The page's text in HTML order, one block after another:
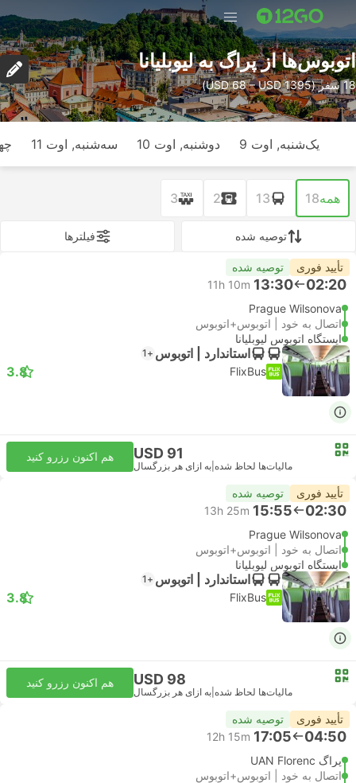
اتوبوس‌ها از پراگ به لیوبلیانا
18 سفر (USD 68 – USD 1395)
یک‌شنبه, اوت 9 دوشنبه, اوت 10 سه‌شنبه, اوت 11
همه18
13
2
3
توصیه شده فیلتر‌ها
تأیید فوری توصیه شده
02:20
13:30
11h 10m
Prague Wilsonova
اتصال به خود | اتوبوس+اتوبوس
ایستگاه اتوبوس لیوبلیانا
استاندارد | اتوبوس +1
FlixBus
3.8
USD 91
مالیات‌ها لحاظ شده به ازای هر بزرگسال
هم اکنون رزرو کنید
تأیید فوری توصیه شده
02:30
15:55
13h 25m
Prague Wilsonova
اتصال به خود | اتوبوس+اتوبوس
ایستگاه اتوبوس لیوبلیانا
استاندارد | اتوبوس +1
FlixBus
3.8
USD 98
مالیات‌ها لحاظ شده به ازای هر بزرگسال
هم اکنون رزرو کنید
تأیید فوری توصیه شده
04:50
17:05
12h 15m
پراگ UAN Florenc
اتصال به خود | اتوبوس+اتوبوس